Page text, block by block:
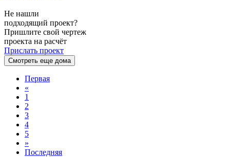
Не нашли
подходящий проект?
Пришлите свой чертеж
проекта на расчёт
Прислать проект
Смотреть еще дома
Первая
«
1
2
3
4
5
»
Последняя